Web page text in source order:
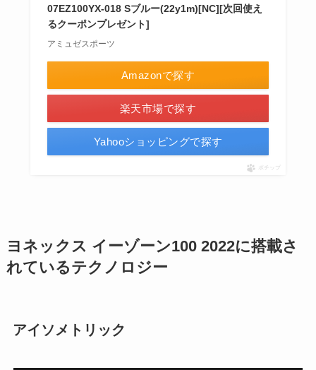
07EZ100YX-018 Sブルー(22y1m)[NC][次回使え
るクーポンプレゼント]
アミュゼスポーツ
Amazonで探す
楽天市場で探す
Yahooショッピングで探す
ポチップ
ヨネックス イーゾーン100 2022に搭載さ
れているテクノロジー
アイソメトリック